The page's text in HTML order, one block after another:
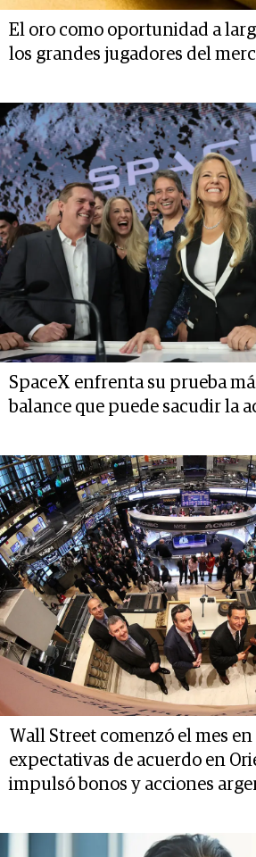
El oro como oportunidad a
los grandes jugadores del
SpaceX enfrenta su prueba
balance que puede sacudir la
Wall Street comenzó el mes en
expectativas de acuerdo en
impulsó bonos y acciones